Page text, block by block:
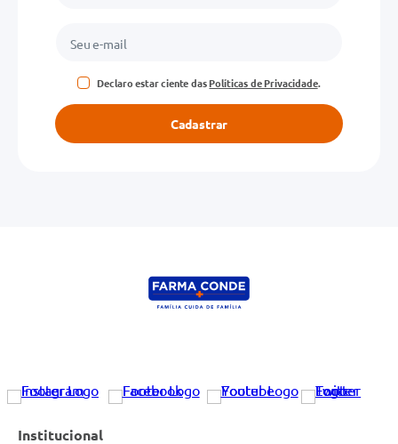
Declaro estar ciente dasPolíticas de Privacidade.
Cadastrar
Institucional